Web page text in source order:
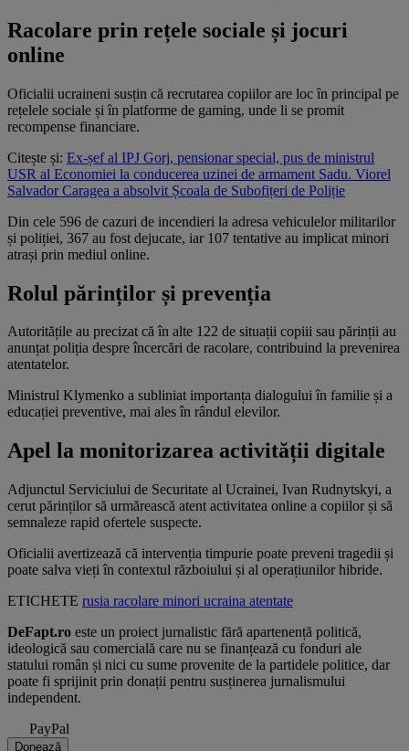
Racolare prin rețele sociale și jocuri
online
Oficialii ucraineni susțin că recrutarea copiilor are loc în principal pe
rețelele sociale și în platforme de gaming, unde li se promit
recompense financiare.
Citește și: Ex-șef al IPJ Gorj, pensionar special, pus de ministrul
USR al Economiei la conducerea uzinei de armament Sadu. Viorel
Salvador Caragea a absolvit Școala de Subofițeri de Poliție
Din cele 596 de cazuri de incendieri la adresa vehiculelor militarilor
și poliției, 367 au fost dejucate, iar 107 tentative au implicat minori
atrași prin mediul online.
Rolul părinților și prevenția
Autoritățile au precizat că în alte 122 de situații copiii sau părinții au
anunțat poliția despre încercări de racolare, contribuind la prevenirea
atentatelor.
Ministrul Klymenko a subliniat importanța dialogului în familie și a
educației preventive, mai ales în rândul elevilor.
Apel la monitorizarea activității digitale
Adjunctul Serviciului de Securitate al Ucrainei, Ivan Rudnytskyi, a
cerut părinților să urmărească atent activitatea online a copiilor și să
semnaleze rapid ofertele suspecte.
Oficialii avertizează că intervenția timpurie poate preveni tragedii și
poate salva vieți în contextul războiului și al operațiunilor hibride.
ETICHETE rusia racolare minori ucraina atentate
DeFapt.ro este un proiect jurnalistic fără apartenență politică,
ideologică sau comercială care nu se finanțează cu fonduri ale
statului român și nici cu sume provenite de la partidele politice, dar
poate fi sprijinit prin donații pentru susținerea jurnalismului
independent.
PayPal
Donează